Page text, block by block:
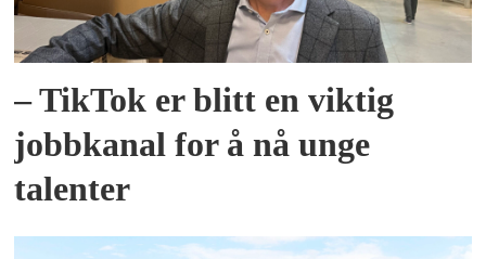
– TikTok er blitt en viktig
jobbkanal for å nå unge
talenter